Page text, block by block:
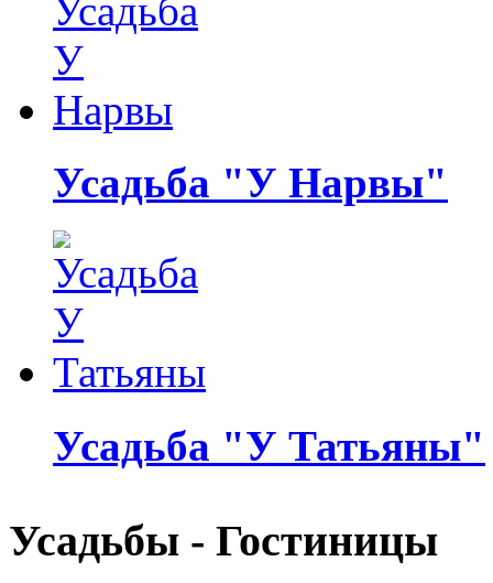
Усадьба "У Нарвы"
Усадьба "У Татьяны"
Усадьбы - Гостиницы